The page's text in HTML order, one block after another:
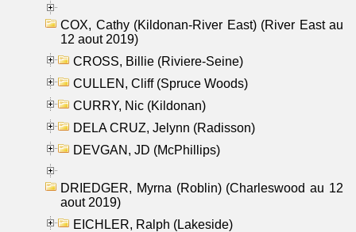
COX, Cathy (Kildonan-River East) (River East au
12 aout 2019)
CROSS, Billie (Riviere-Seine)
CULLEN, Cliff (Spruce Woods)
CURRY, Nic (Kildonan)
DELA CRUZ, Jelynn (Radisson)
DEVGAN, JD (McPhillips)
DRIEDGER, Myrna (Roblin) (Charleswood au 12
aout 2019)
EICHLER, Ralph (Lakeside)